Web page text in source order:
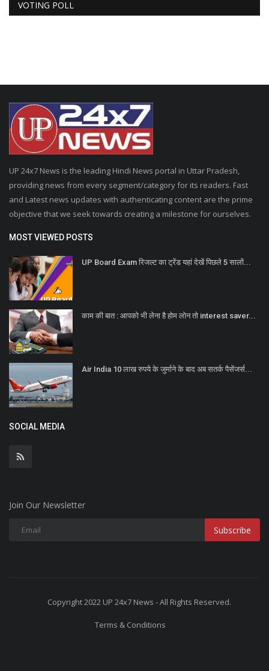
VOTING POLL
UP 24x7 News is the leading Hindi News portal in Uttar Pradesh,
providing news from every segment/category for its readers. Fast
and Latest news updates with authenticating content are the prime
objective that we seek towards creating a milestone for ourselves.
MOST VIEWED POSTS
UP Board Exam रिजल्ट का ट्रेंड यहां देखें पिछले 5 सालों...
काम की बात : आपको भी लेना है होम लोन तो interest saver...
Air India 10 लाख रुपये के जुर्माने के बाद अब सतर्क पैसेंजर्स...
SOCIAL MEDIA
Join Our Newsletter
Subscribe
Copyright 2022 UP 24x7 News - All Rights Reserved.
Terms & Conditions